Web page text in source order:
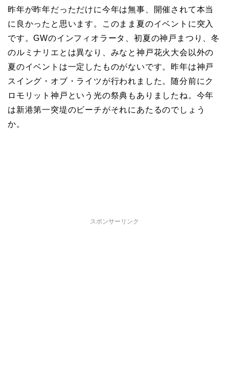
昨年が昨年だっただけに今年は無事、開催されて本当
に良かったと思います。このまま夏のイベントに突入
です。GWのインフィオラータ、初夏の神戸まつり、冬
のルミナリエとは異なり、みなと神戸花火大会以外の
夏のイベントは一定したものがないです。昨年は神戸
スイング・オブ・ライツが行われました。随分前にク
ロモリット神戸という光の祭典もありましたね。今年
は新港第一突堤のビーチがそれにあたるのでしょう
か。
スポンサーリンク